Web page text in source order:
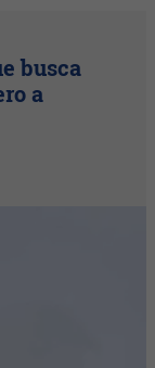
busca
a